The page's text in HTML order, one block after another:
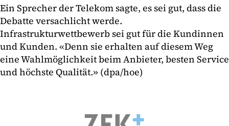
Ein Sprecher der Telekom sagte, es sei gut, dass die
Debatte versachlicht werde.
Infrastrukturwettbewerb sei gut für die Kundinnen
und Kunden. «Denn sie erhalten auf diesem Weg
eine Wahlmöglichkeit beim Anbieter, besten Service
und höchste Qualität.» (dpa/hoe)